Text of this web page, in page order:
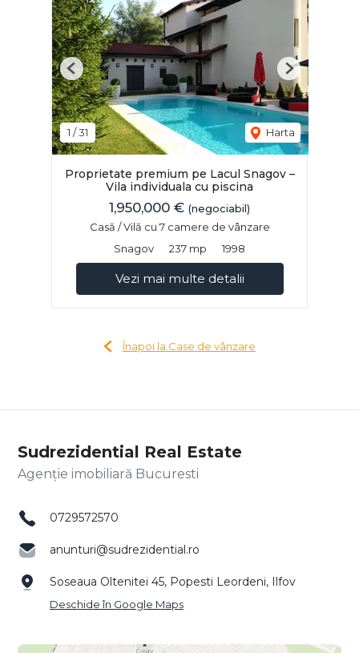
1 /31 Harta
Previous Next
Proprietate premium pe Lacul Snagov –
Vila individuala cu piscina
1,950,000 € (negociabil)
Casă / Vilă cu 7 camere de vânzare
Snagov
237 mp 1998
Vezi mai multe detalii
Înapoi la Case de vânzare
Sudrezidential Real Estate
Agenție imobiliară Bucuresti
0729572570
anunturi@sudrezidential.ro
Soseaua Oltenitei 45, Popesti Leordeni, Ilfov
Deschide în Google Maps